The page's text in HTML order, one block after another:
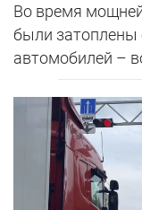
Во время
были затоплены
автомобилей –